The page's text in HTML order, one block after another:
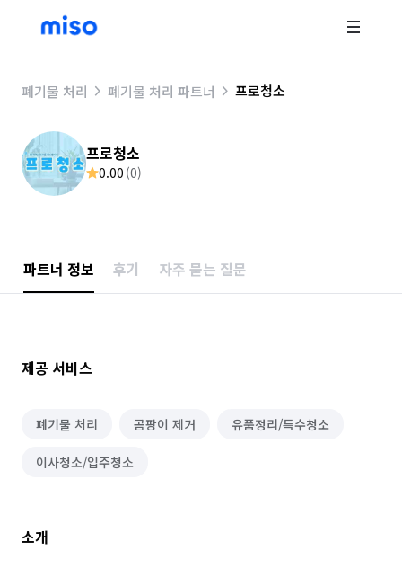
폐기물 처리 폐기물 처리 파트너 프로청소
프로청소
0.00 (0)
파트너 정보 후기 자주 묻는 질문
제공 서비스
폐기물 처리 곰팡이 제거 유품정리/특수청소
이사청소/입주청소
소개